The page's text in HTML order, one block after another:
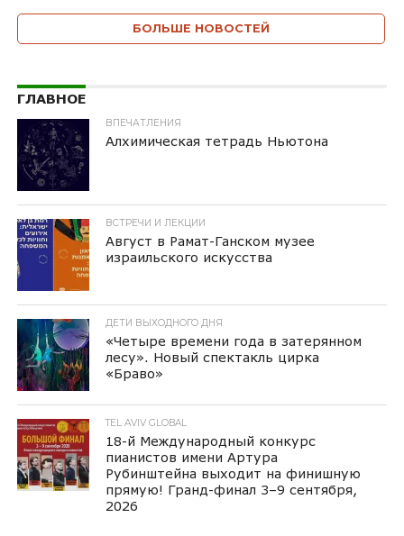
БОЛЬШЕ НОВОСТЕЙ
ГЛАВНОЕ
ВПЕЧАТЛЕНИЯ
Алхимическая тетрадь Ньютона
ВСТРЕЧИ И ЛЕКЦИИ
Август в Рамат-Ганском музее
израильского искусства
ДЕТИ ВЫХОДНОГО ДНЯ
«Четыре времени года в затерянном
лесу». Новый спектакль цирка
«Браво»
TEL AVIV GLOBAL
18-й Международный конкурс
пианистов имени Артура
Рубинштейна выходит на финишную
прямую! Гранд-финал 3–9 сентября,
2026